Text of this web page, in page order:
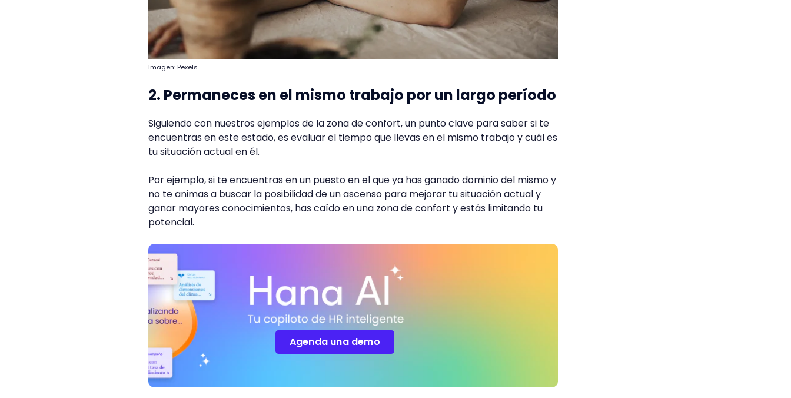
Imagen: Pexels
2. Permaneces en el mismo trabajo por un largo período
Siguiendo con nuestros ejemplos de la zona de confort, un punto clave para saber si te
encuentras en este estado, es evaluar el tiempo que llevas en el mismo trabajo y cuál es
tu situación actual en él.
Por ejemplo, si te encuentras en un puesto en el que ya has ganado dominio del mismo y
no te animas a buscar la posibilidad de un ascenso para mejorar tu situación actual y
ganar mayores conocimientos, has caído en una zona de confort y estás limitando tu
potencial.
Agenda una demo